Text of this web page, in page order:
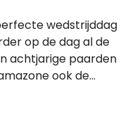
wedstrijddag
op de dag al de
achtjarige paarden
ook de...